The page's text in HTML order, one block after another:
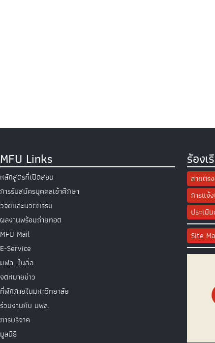
MFU Links
หลักสูตรที่เปิดสอน
การรับสมัครบุคคลเข้าศึกษา
วิจัยและนวัตกรรม
ผลงานพร้อมถ่ายทอด
MFU Mail
E-Service
มฟล. ในสื่อ
จดหมายข่าว
ที่พักภายในมหาวิทยาลัย
ร่วมงานกับ มฟล.
การบริจาค
มูลนิธิ
ร้อง
สายตร
การแจ้
ประเมิ
Site